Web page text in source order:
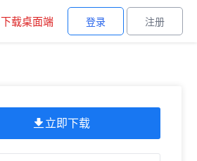
下载桌面端 登录 注册
立即下载